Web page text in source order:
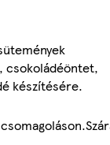
csokoládéöntet,
készítésére.